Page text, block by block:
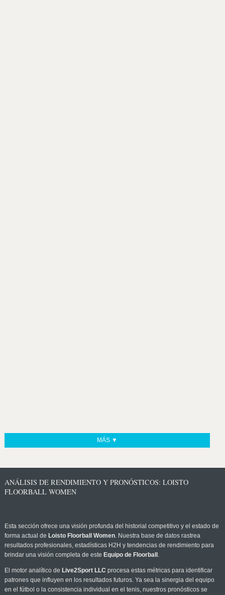
MÁS ▼
ANÁLISIS DE RENDIMIENTO Y PRONÓSTICOS: LOISTO
FLOORBALL WOMEN
Esta sección ofrece una visión profunda del historial competitivo y el estado de
forma actual de Loisto Floorball Women. Nuestra base de datos rastrea
resultados profesionales, estadísticas H2H y tendencias de rendimiento para
brindar una visión completa de este Equipo de Floorball .
El motor analítico de Live2Sport LLC procesa estas métricas para identificar
patrones que influyen en los resultados futuros. Ya sea la sinergia del equipo
en el fútbol o la consistencia individual en el tenis, nuestros pronósticos se